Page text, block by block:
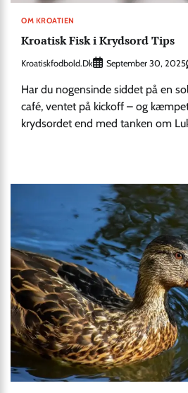
OM KROATIEN
Kroatisk Fisk i Krydsord Tips
Kroatiskfodbold.dk September 30, 2025
Har du nogensinde siddet på en
café, ventet på kickoff – og
krydsordet end med tanken om